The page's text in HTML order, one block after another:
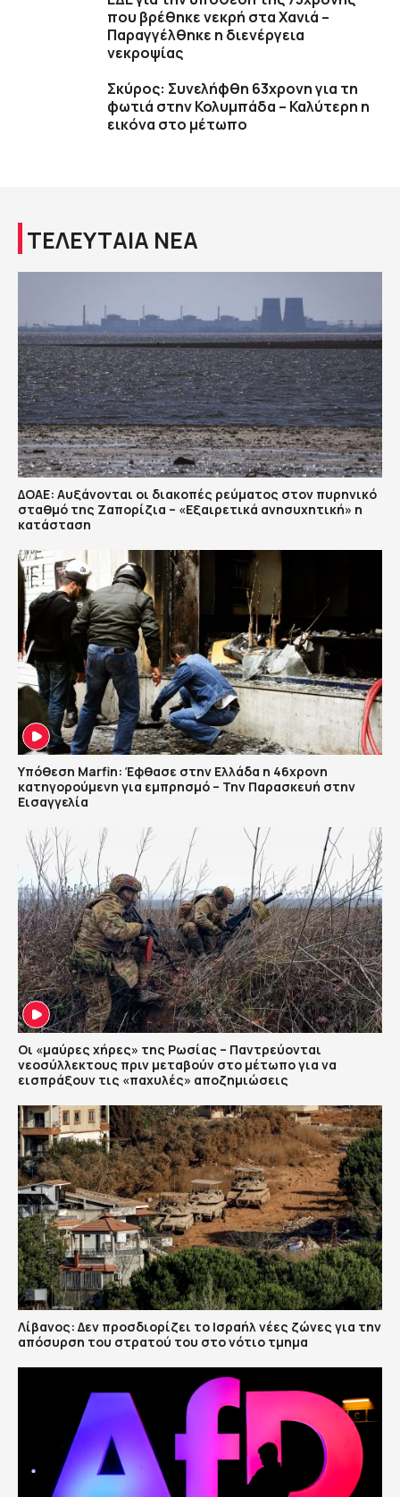
που βρέθηκε νεκρή στα Χανιά –
Παραγγέλθηκε η διενέργεια
νεκροψίας
Σκύρος: Συνελήφθη 63χρονη για τη
φωτιά στην Κολυμπάδα – Καλύτερη η
εικόνα στο μέτωπο
ΤΕΛΕΥΤΑΙΑ ΝΕΑ
ΔΟΑΕ: Αυξάνονται οι διακοπές ρεύματος στον πυρηνικό
σταθμό της Ζαπορίζια – «Εξαιρετικά ανησυχητική» η
κατάσταση
Υπόθεση Marfin: Έφθασε στην Ελλάδα η 46χρονη
κατηγορούμενη για εμπρησμό – Την Παρασκευή στην
Εισαγγελία
Οι «μαύρες χήρες» της Ρωσίας – Παντρεύονται
νεοσύλλεκτους πριν μεταβούν στο μέτωπο για να
εισπράξουν τις «παχυλές» αποζημιώσεις
Λίβανος: Δεν προσδιορίζει το Ισραήλ νέες ζώνες για την
απόσυρση του στρατού του στο νότιο τμημα